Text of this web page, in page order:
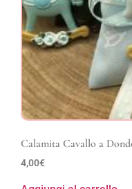
Calamita Cavallo a
4,00€